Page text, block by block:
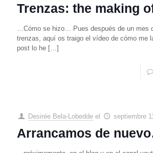
Trenzas: the making
…Cómo se hizo… Pues después de un mes
trenzas, aquí os traigo el vídeo de cómo me
post lo he […]
Desirée Bela-Lobedde el septiembre
Arrancamos de